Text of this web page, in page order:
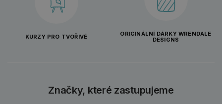
KURZY PRO TVOŘIVÉ
ORIGINÁLNÍ DÁRKY WRENDALE
DESIGNS
Značky, které zastupujeme